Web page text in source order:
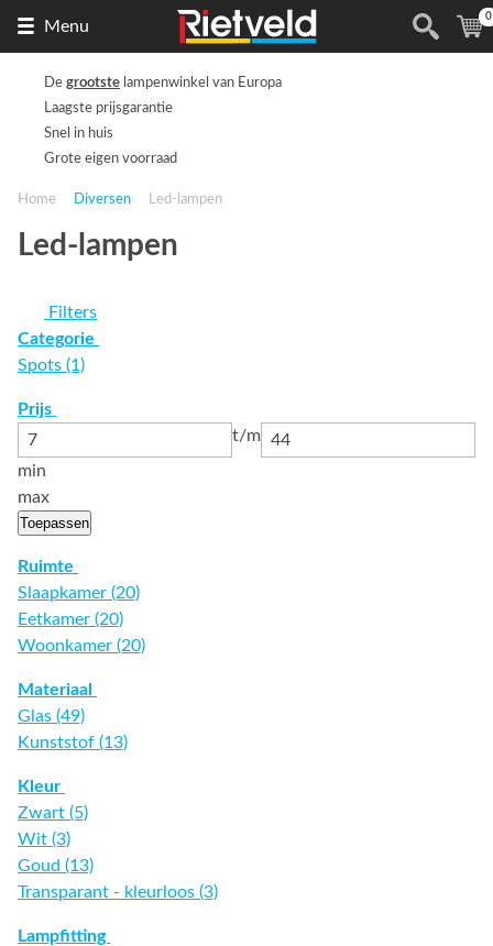
Menu
de
(
0
De grootste lampenwinkel van Europa
Laagste prijsgarantie
Snel in huis
Grote eigen voorraad
Home Diversen Led-lampen
Led-lampen
Filters
Categorie
Spots (1)
Prijs
t/m
min
max
Toepassen
Ruimte
Slaapkamer (20)
Eetkamer (20)
Woonkamer (20)
Materiaal
Glas (49)
Kunststof (13)
Kleur
Zwart (5)
Wit (3)
Goud (13)
Transparant - kleurloos (3)
Lampfitting